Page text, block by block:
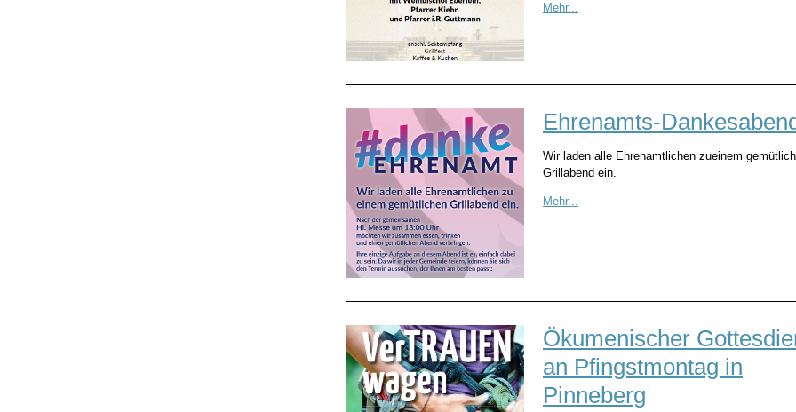
Mehr...
Ehrenamts-
Wir laden alle Ehrenamtlichen zueinem
Grillabend ein.
Mehr...
Ökumenischer
an Pfingstmontag in
Pinneberg